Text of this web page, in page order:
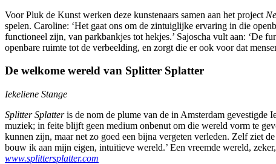
Voor Pluk de Kunst werken deze kunstenaars samen aan het project
spelen. Caroline: ‘Het gaat ons om de zintuiglijke ervaring in die
functioneel zijn, van parkbankjes tot hekjes.’ Sajoscha vult aan: ‘De
openbare ruimte tot de verbeelding, en zorgt die er ook voor dat
De welkome wereld van Splitter Splatter
Iekeliene Stange
Splitter Splatteris de nom de plume van de in Amsterdam gevestigde
muziek; in feite blijft geen medium onbenut om die wereld vorm te
kunnen zijn, maar net zo goed een bijna vergeten verleden. Zelf ziet
bouw ik aan mijn eigen, intuïtieve wereld.’ Een vreemde wereld,
www.splittersplatter.com